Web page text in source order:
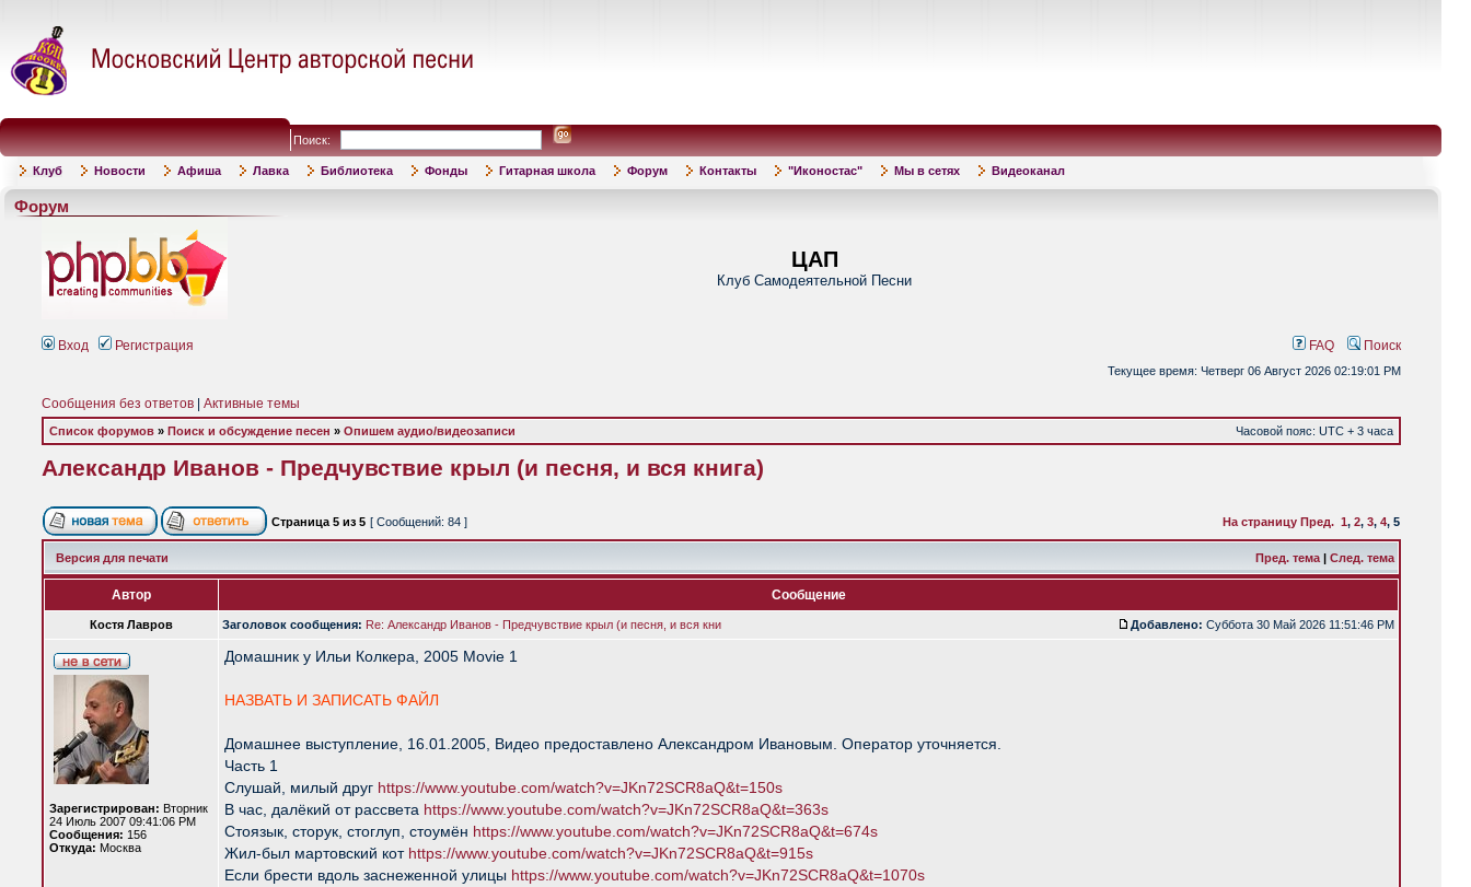
Поиск:
Клуб Новости Афиша Лавка Библиотека Фонды Гитарная школа Форум Контакты "Иконостас" Мы в сетях Видеоканал
Форум
ЦАП
Клуб Самодеятельной Песни
Вход Регистрация FAQ Поиск
Текущее время: Четверг 06 Август 2026 02:19:01 PM
Сообщения без ответов Активные темы
Список форумов » Поиск и обсуждение песен » Опишем аудио/видеозаписи Часовой пояс: UTC + 3 часа
Александр Иванов - Предчувствие крыл (и песня, и вся книга)
Страница 5 из 5 [ Сообщений: 84 ] На страницу Пред. 1, 2, 3, 4, 5
Версия для печати Пред. тема | След. тема
Автор Сообщение
Костя Лавров Заголовок сообщения: Re: Александр Иванов - Предчувствие крыл (и песня, и вся кни Добавлено: Суббота 30 Май 2026 11:51:46 PM
Зарегистрирован: Вторник
24 Июль 2007 09:41:06 PM
Сообщения: 156
Откуда: Москва
Домашник у Ильи Колкера, 2005 Movie 1
НАЗВАТЬ И ЗАПИСАТЬ ФАЙЛ
Домашнее выступление, 16.01.2005, Видео предоставлено Александром Ивановым. Оператор уточняется.
Часть 1
Слушай, милый друг https://www.youtube.com/watch?v=JKn72SCR8aQ&t=150s
В час, далёкий от рассвета https://www.youtube.com/watch?v=JKn72SCR8aQ&t=363s
Стоязык, сторук, стоглуп, стоумён https://www.youtube.com/watch?v=JKn72SCR8aQ&t=674s
Жил-был мартовский кот https://www.youtube.com/watch?v=JKn72SCR8aQ&t=915s
Если брести вдоль заснеженной улицы https://www.youtube.com/watch?v=JKn72SCR8aQ&t=1070s